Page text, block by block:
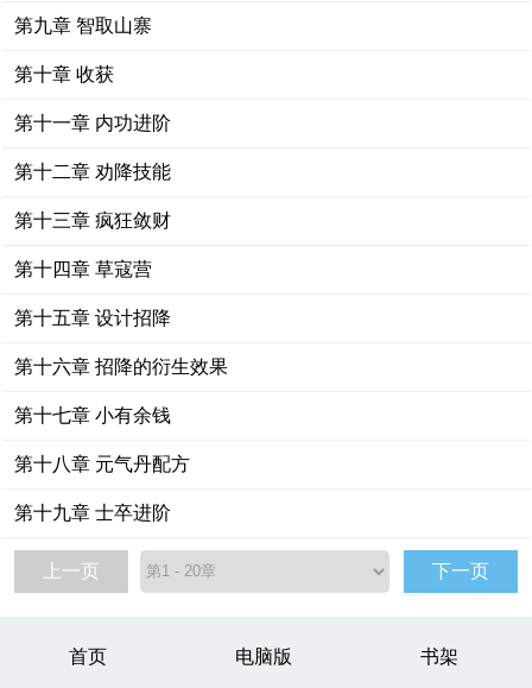
第九章 智取山寨
第十章 收获
第十一章 内功进阶
第十二章 劝降技能
第十三章 疯狂敛财
第十四章 草寇营
第十五章 设计招降
第十六章 招降的衍生效果
第十七章 小有余钱
第十八章 元气丹配方
第十九章 士卒进阶
上一页 下一页
首页 电脑版 书架